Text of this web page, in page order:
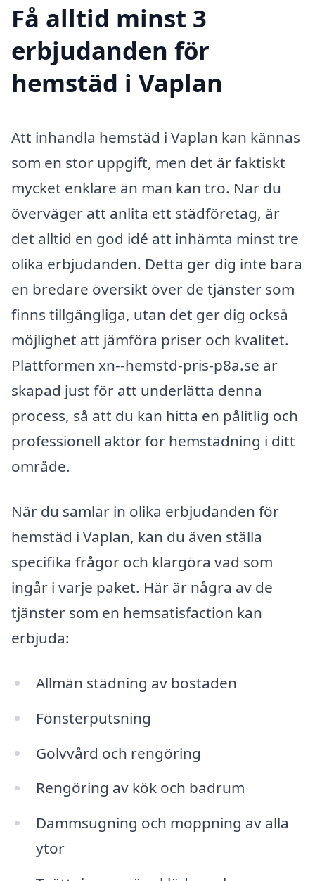
Få alltid minst 3
erbjudanden för
hemstäd i Vaplan
Att inhandla hemstäd i Vaplan kan kännas
som en stor uppgift, men det är faktiskt
mycket enklare än man kan tro. När du
överväger att anlita ett städföretag, är
det alltid en god idé att inhämta minst tre
olika erbjudanden. Detta ger dig inte bara
en bredare översikt över de tjänster som
finns tillgängliga, utan det ger dig också
möjlighet att jämföra priser och kvalitet.
Plattformen xn--hemstd-pris-p8a.se är
skapad just för att underlätta denna
process, så att du kan hitta en pålitlig och
professionell aktör för hemstädning i ditt
område.
När du samlar in olika erbjudanden för
hemstäd i Vaplan, kan du även ställa
specifika frågor och klargöra vad som
ingår i varje paket. Här är några av de
tjänster som en hemsatisfaction kan
erbjuda:
Allmän städning av bostaden
Fönsterputsning
Golvvård och rengöring
Rengöring av kök och badrum
Dammsugning och moppning av alla
ytor